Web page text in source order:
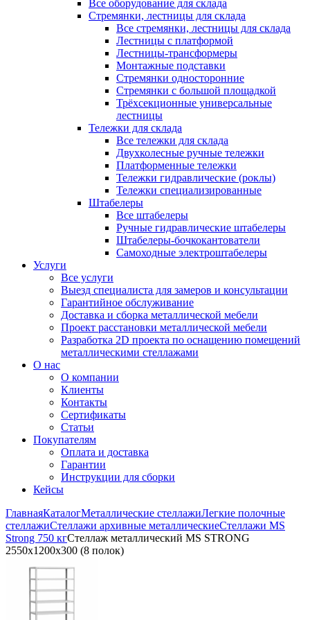
Все оборудование для склада
Стремянки, лестницы для склада
Все стремянки, лестницы для склада
Лестницы с платформой
Лестницы-трансформеры
Монтажные подставки
Стремянки односторонние
Стремянки с большой площадкой
Трёхсекционные универсальные
лестницы
Тележки для склада
Все тележки для склада
Двухколесные ручные тележки
Платформенные тележки
Тележки гидравлические (роклы)
Тележки специализированные
Штабелеры
Все штабелеры
Ручные гидравлические штабелеры
Штабелеры-бочкокантователи
Самоходные электроштабелеры
Услуги
Все услуги
Выезд специалиста для замеров и консультации
Гарантийное обслуживание
Доставка и сборка металлической мебели
Проект расстановки металлической мебели
Разработка 2D проекта по оснащению помещений
металлическими стеллажами
О нас
О компании
Клиенты
Контакты
Сертификаты
Статьи
Покупателям
Оплата и доставка
Гарантии
Инструкции для сборки
Кейсы
ГлавнаяКаталогМеталлические стеллажиЛегкие полочные
стеллажиСтеллажи архивные металлическиеСтеллажи MS
Strong 750 кгСтеллаж металлический MS STRONG
2550x1200x300 (8 полок)